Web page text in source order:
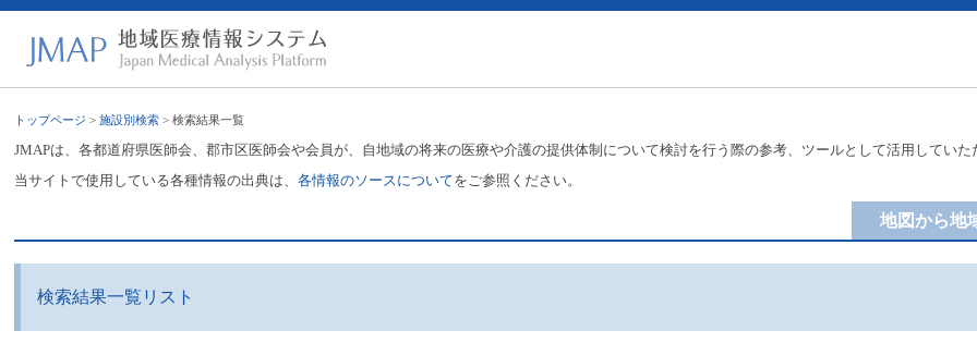
トップページ >施設別検索 > 検索結果一覧
JMAPは、各都道府県医師会、郡市区医師会や会員が、自地域の将来の医療や介護の提供体制について検討を行う際の参考、ツールとして活用していた
当サイトで使用している各種情報の出典は、各情報のソースについてをご参照ください。
地図から地
検索結果一覧リスト